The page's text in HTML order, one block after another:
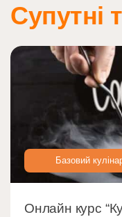
Супутні
Базовий
Онлайн курс